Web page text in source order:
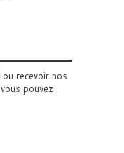
recevoir nos
pouvez